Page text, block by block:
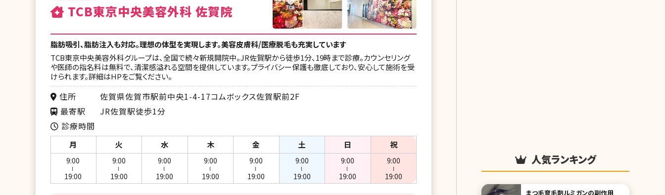
TCB東京中央美容外科 佐賀院
脂肪吸引、脂肪注入も対応。理想の体型を実現します。美容皮膚科/医療脱毛も充実しています
TCB東京中央美容外科グループは、全国で続々新規開院中。JR佐賀駅から徒歩1分、19時まで診療。カウンセリング
や医師の指名料は無料で、清潔感溢れる空間を提供しています。プライバシー保護も徹底しており、安心して施術を受
けられます。詳細はHPをご覧ください。
住所
佐賀県佐賀市駅前中央1-4-17コムボックス佐賀駅前2F
最寄駅
JR佐賀駅徒歩1分
診療時間
月 火 水 木 金 土 日 祝
9:00
19:00
9:00
19:00
9:00
19:00
9:00
19:00
9:00
19:00
9:00
19:00
9:00
19:00
9:00
19:00
人気ランキング
まつ毛育毛剤ルミガンの副作用